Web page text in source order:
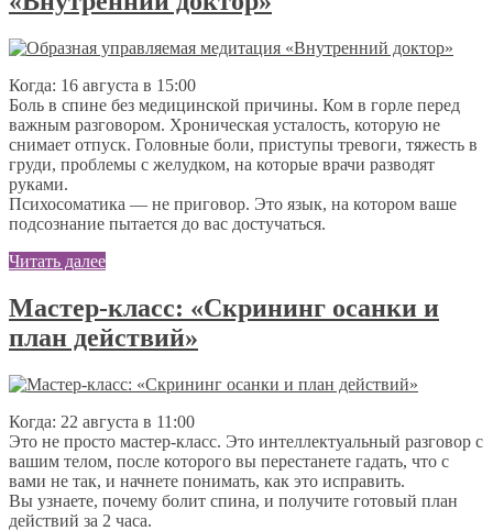
Когда: 16 августа в 15:00
Боль в спине без медицинской причины. Ком в горле перед
важным разговором. Хроническая усталость, которую не
снимает отпуск. Головные боли, приступы тревоги, тяжесть в
груди, проблемы с желудком, на которые врачи разводят
руками.
Психосоматика — не приговор. Это язык, на котором ваше
подсознание пытается до вас достучаться.
Читать далее
Мастер-класс: «Скрининг осанки и
план действий»
Когда: 22 августа в 11:00
Это не просто мастер-класс. Это интеллектуальный разговор с
вашим телом, после которого вы перестанете гадать, что с
вами не так, и начнете понимать, как это исправить.
Вы узнаете, почему болит спина, и получите готовый план
действий за 2 часа.